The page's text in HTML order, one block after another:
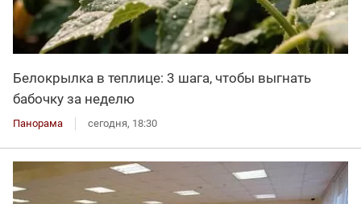
Белокрылка в теплице: 3 шага, чтобы выгнать
бабочку за неделю
Панорама сегодня, 18:30